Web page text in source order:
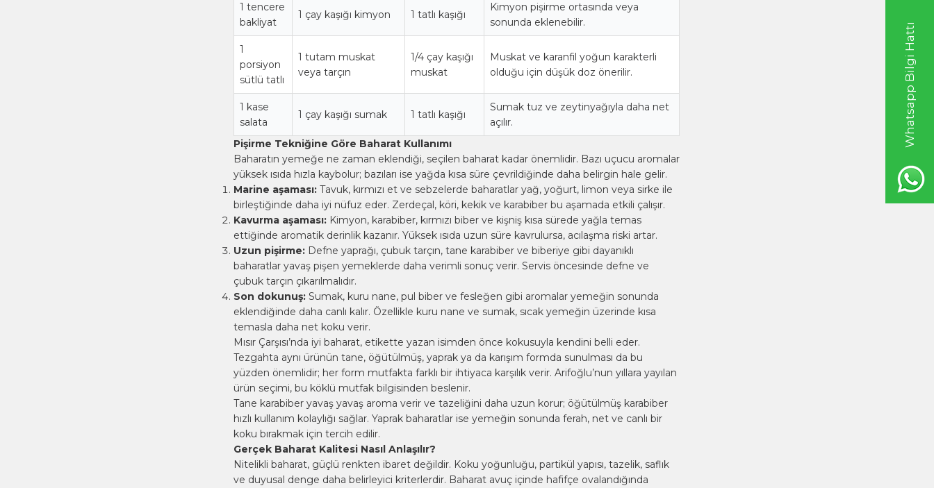
Whatsapp Bilgi Hattı
1 tencere
bakliyat
1 çay kaşığı kimyon 1 tatlı kaşığı
Kimyon pişirme ortasında veya
sonunda eklenebilir.
1
porsiyon
sütlü tatlı
1 tutam muskat
veya tarçın
1/4 çay kaşığı
muskat
Muskat ve karanfil yoğun karakterli
olduğu için düşük doz önerilir.
1 kase
salata
1 çay kaşığı sumak 1 tatlı kaşığı
Sumak tuz ve zeytinyağıyla daha net
açılır.
Pişirme Tekniğine Göre Baharat Kullanımı
Baharatın yemeğe ne zaman eklendiği, seçilen baharat kadar önemlidir. Bazı uçucu aromalar
yüksek ısıda hızla kaybolur; bazıları ise yağda kısa süre çevrildiğinde daha belirgin hale gelir.
Marine aşaması: Tavuk, kırmızı et ve sebzelerde baharatlar yağ, yoğurt, limon veya sirke ile
birleştiğinde daha iyi nüfuz eder. Zerdeçal, köri, kekik ve karabiber bu aşamada etkili çalışır.
Kavurma aşaması: Kimyon, karabiber, kırmızı biber ve kişniş kısa sürede yağla temas
ettiğinde aromatik derinlik kazanır. Yüksek ısıda uzun süre kavrulursa, acılaşma riski artar.
Uzun pişirme: Defne yaprağı, çubuk tarçın, tane karabiber ve biberiye gibi dayanıklı
baharatlar yavaş pişen yemeklerde daha verimli sonuç verir. Servis öncesinde defne ve
çubuk tarçın çıkarılmalıdır.
Son dokunuş: Sumak, kuru nane, pul biber ve fesleğen gibi aromalar yemeğin sonunda
eklendiğinde daha canlı kalır. Özellikle kuru nane ve sumak, sıcak yemeğin üzerinde kısa
temasla daha net koku verir.
Mısır Çarşısı’nda iyi baharat, etikette yazan isimden önce kokusuyla kendini belli eder.
Tezgahta aynı ürünün tane, öğütülmüş, yaprak ya da karışım formda sunulması da bu
yüzden önemlidir; her form mutfakta farklı bir ihtiyaca karşılık verir. Arifoğlu’nun yıllara yayılan
ürün seçimi, bu köklü mutfak bilgisinden beslenir.
Tane karabiber yavaş yavaş aroma verir ve tazeliğini daha uzun korur; öğütülmüş karabiber
hızlı kullanım kolaylığı sağlar. Yaprak baharatlar ise yemeğin sonunda ferah, net ve canlı bir
koku bırakmak için tercih edilir.
Gerçek Baharat Kalitesi Nasıl Anlaşılır?
Nitelikli baharat, güçlü renkten ibaret değildir. Koku yoğunluğu, partikül yapısı, tazelik, saflık
ve duyusal denge daha belirleyici kriterlerdir. Baharat avuç içinde hafifçe ovalandığında